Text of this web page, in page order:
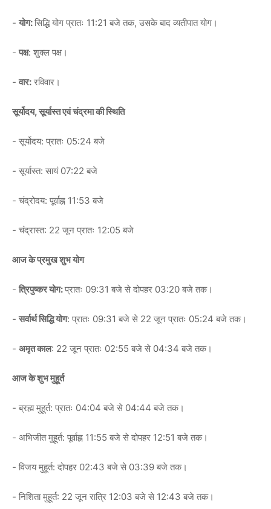
- योग:सिद्धि योग प्रातः 11:21 बजे तक, उसके बाद व्यतीपात योग।
- पक्ष: शुक्ल पक्ष।
- वार: रविवार।
सूर्योदय, सूर्यास्त एवं चंद्रमा की स्थिति
- सूर्योदय: प्रातः 05:24 बजे
- सूर्यास्त: सायं 07:22 बजे
- चंद्रोदय: पूर्वाह्न 11:53 बजे
- चंद्रास्त: 22 जून प्रातः 12:05 बजे
आज के प्रमुख शुभ योग
- त्रिपुष्कर योग:प्रातः 09:31 बजे से दोपहर 03:20 बजे तक।
- सर्वार्थ सिद्धि योग: प्रातः 09:31 बजे से 22 जून प्रातः 05:24 बजे तक।
- अमृत काल: 22 जून प्रातः 02:55 बजे से 04:34 बजे तक।
आज के शुभ मुहूर्त
- ब्रह्म मुहूर्त: प्रातः 04:04 बजे से 04:44 बजे तक।
- अभिजीत मुहूर्त: पूर्वाह्न 11:55 बजे से दोपहर 12:51 बजे तक।
- विजय मुहूर्त: दोपहर 02:43 बजे से 03:39 बजे तक।
- निशिता मुहूर्त: 22 जून रात्रि 12:03 बजे से 12:43 बजे तक।